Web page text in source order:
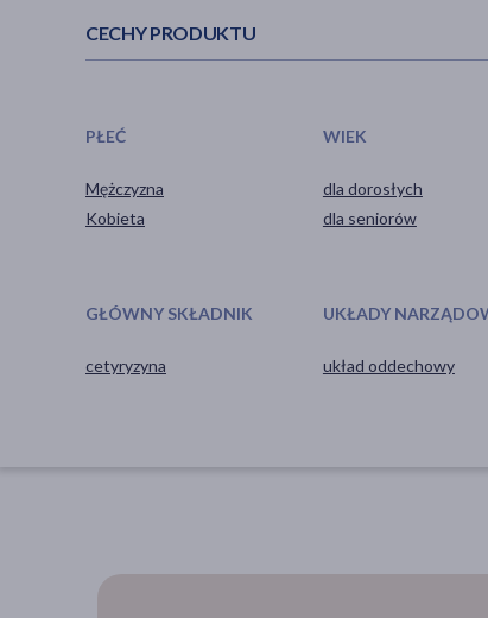
CECHY PRODUKTU
PŁEĆ
Mężczyzna
Kobieta
WIEK
dla dorosłych
dla seniorów
GŁÓWNY SKŁADNIK
cetyryzyna
UKŁADY
układ oddechowy